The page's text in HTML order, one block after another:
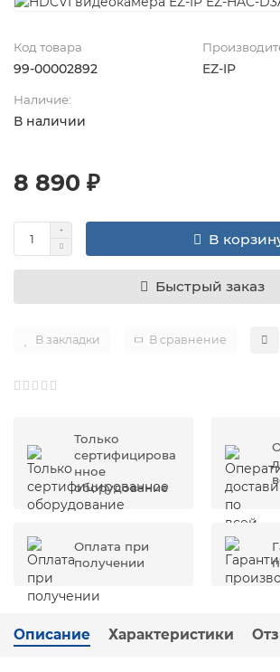
Код товара
99-00002892 EZ-IP
Наличие:
В наличии
8 890 ₽
В
Быстрый заказ
В закладки В сравнение
Только
сертифицирова
нное
оборудование
Оплата при
получении
Описание Характеристики